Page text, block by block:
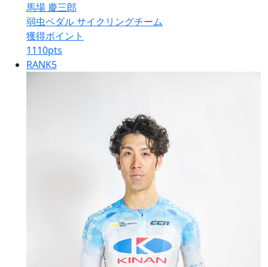
馬場 慶三郎
弱虫ペダル サイクリングチーム
獲得ポイント
1110pts
RANK5